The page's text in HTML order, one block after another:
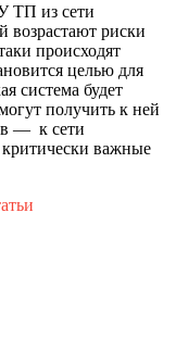
ТП из сети
риски
происходят
целью для
система будет
получить к ней
― к сети
важные